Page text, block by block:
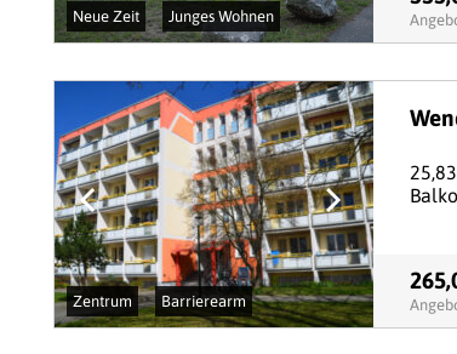
Neue Zeit Junges Wohnen
Zentrum Barrierearm